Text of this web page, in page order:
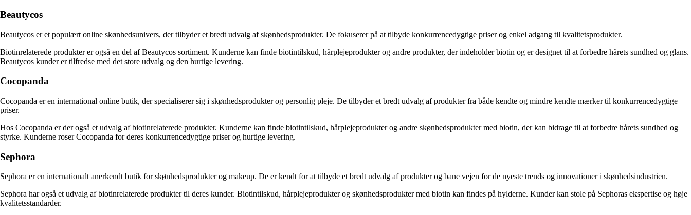
Beautycos
Beautycos er et populært online skønhedsunivers, der tilbyder et bredt udvalg af skønhedsprodukter. De fokuserer på at tilbyde konkurrencedygtige priser og enkel adgang til kvalitetsprodukter.
Biotinrelaterede produkter er også en del af Beautycos sortiment. Kunderne kan finde biotintilskud, hårplejeprodukter og andre produkter, der indeholder biotin og er designet til at forbedre hårets sundhed og glans.
Beautycos kunder er tilfredse med det store udvalg og den hurtige levering.
Cocopanda
Cocopanda er en international online butik, der specialiserer sig i skønhedsprodukter og personlig pleje. De tilbyder et bredt udvalg af produkter fra både kendte og mindre kendte mærker til konkurrencedygtige
priser.
Hos Cocopanda er der også et udvalg af biotinrelaterede produkter. Kunderne kan finde biotintilskud, hårplejeprodukter og andre skønhedsprodukter med biotin, der kan bidrage til at forbedre hårets sundhed og
styrke. Kunderne roser Cocopanda for deres konkurrencedygtige priser og hurtige levering.
Sephora
Sephora er en internationalt anerkendt butik for skønhedsprodukter og makeup. De er kendt for at tilbyde et bredt udvalg af produkter og bane vejen for de nyeste trends og innovationer i skønhedsindustrien.
Sephora har også et udvalg af biotinrelaterede produkter til deres kunder. Biotintilskud, hårplejeprodukter og skønhedsprodukter med biotin kan findes på hylderne. Kunder kan stole på Sephoras ekspertise og høje
kvalitetsstandarder.